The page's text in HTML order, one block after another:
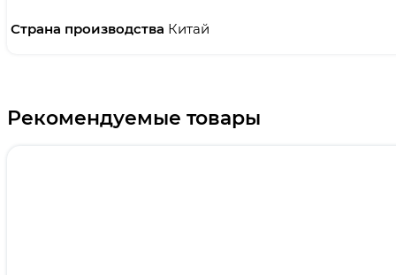
Страна производства Китай
Рекомендуемые товары